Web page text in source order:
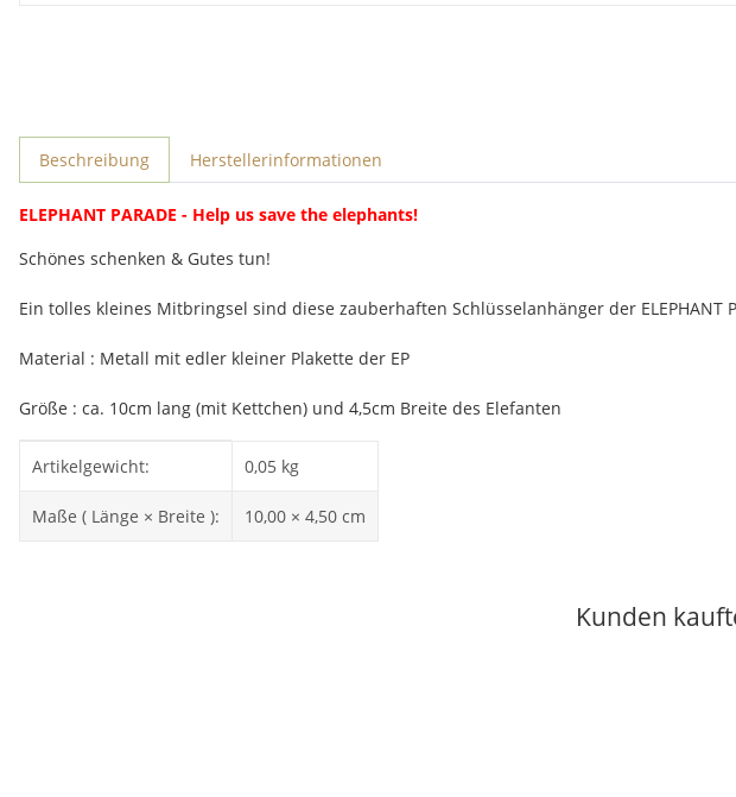
weitere Registerkarten anzeigen
Beschreibung Herstellerinformationen
ELEPHANT PARADE - Help us save the elephants!
Schönes schenken & Gutes tun!
Ein tolles kleines Mitbringsel sind diese zauberhaften Schlüsselanhänger der ELEPHANT
Material : Metall mit edler kleiner Plakette der EP
Größe : ca. 10cm lang (mit Kettchen) und 4,5cm Breite des Elefanten
Artikelgewicht: 0,05 kg
Maße ( Länge × Breite ): 10,00 × 4,50 cm
Kunden